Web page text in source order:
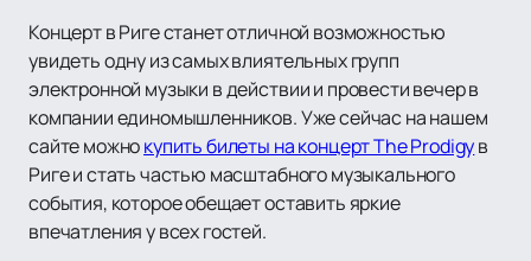
Концерт в Риге станет отличной возможностью
увидеть одну из самых влиятельных групп
электронной музыки в действии и провести вечер в
компании единомышленников. Уже сейчас на нашем
сайте можнокупить билеты на концерт The Prodigyв
Риге и стать частью масштабного музыкального
события, которое обещает оставить яркие
впечатления у всех гостей.